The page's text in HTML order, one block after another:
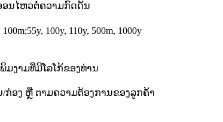
ອນໄຫວຕໍ່ຄວາມກົດດັນ
100y, 110y, 500m, 1000y
ມງາມທີ່ມີໂລໂກ້ຂອງທ່ານ
/ກ່ອງ ຫຼື ຕາມຄວາມຕ້ອງການຂອງລູກຄ້າ